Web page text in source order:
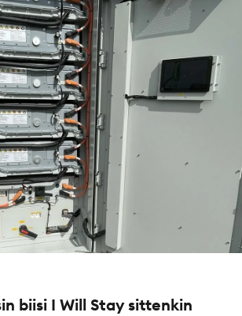
biisi I Will Stay sittenkin